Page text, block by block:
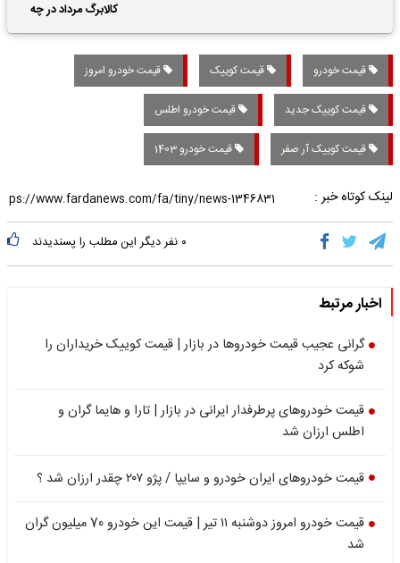
کالابرگ مرداد در چه
تاریخی واریز خواهد شد؟
قیمت خودرو قیمت کوییک قیمت خودرو امروز
قیمت کوییک جدید قیمت خودرو اطلس
قیمت کوییک آر صفر قیمت خودرو 1403
لینک کوتاه خبر :
۰ نفر دیگر این مطلب را پسندیدند
اخبار مرتبط
گرانی عجیب قیمت خودروها در بازار |‌ قیمت کوییک خریداران را
شوکه کرد
قیمت خودروهای پرطرفدار ایرانی در بازار | تارا و هایما گران و
اطلس ارزان شد
قیمت خودروهای ایران خودرو و سایپا / پژو ۲۰۷ چقدر ارزان شد ؟
قیمت خودرو امروز دوشنبه ۱۱ تیر | قیمت این خودرو 70 میلیون گران
شد